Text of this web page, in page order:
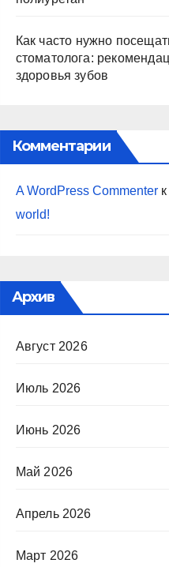
Как часто нужно
стоматолога:
здоровья зубов
Комментарии
A WordPress Commenterк
world!
Архив
Август 2026
Июль 2026
Июнь 2026
Май 2026
Апрель 2026
Март 2026